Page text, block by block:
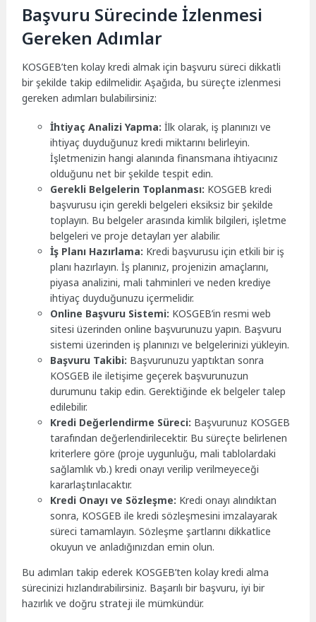
Başvuru Sürecinde İzlenmesi
Gereken Adımlar
KOSGEB’ten kolay kredi almak için başvuru süreci dikkatli
bir şekilde takip edilmelidir. Aşağıda, bu süreçte izlenmesi
gereken adımları bulabilirsiniz:
İhtiyaç Analizi Yapma: İlk olarak, iş planınızı ve
ihtiyaç duyduğunuz kredi miktarını belirleyin.
İşletmenizin hangi alanında finansmana ihtiyacınız
olduğunu net bir şekilde tespit edin.
Gerekli Belgelerin Toplanması: KOSGEB kredi
başvurusu için gerekli belgeleri eksiksiz bir şekilde
toplayın. Bu belgeler arasında kimlik bilgileri, işletme
belgeleri ve proje detayları yer alabilir.
İş Planı Hazırlama: Kredi başvurusu için etkili bir iş
planı hazırlayın. İş planınız, projenizin amaçlarını,
piyasa analizini, mali tahminleri ve neden krediye
ihtiyaç duyduğunuzu içermelidir.
Online Başvuru Sistemi: KOSGEB’in resmi web
sitesi üzerinden online başvurunuzu yapın. Başvuru
sistemi üzerinden iş planınızı ve belgelerinizi yükleyin.
Başvuru Takibi: Başvurunuzu yaptıktan sonra
KOSGEB ile iletişime geçerek başvurunuzun
durumunu takip edin. Gerektiğinde ek belgeler talep
edilebilir.
Kredi Değerlendirme Süreci: Başvurunuz KOSGEB
tarafından değerlendirilecektir. Bu süreçte belirlenen
kriterlere göre (proje uygunluğu, mali tablolardaki
sağlamlık vb.) kredi onayı verilip verilmeyeceği
kararlaştırılacaktır.
Kredi Onayı ve Sözleşme: Kredi onayı alındıktan
sonra, KOSGEB ile kredi sözleşmesini imzalayarak
süreci tamamlayın. Sözleşme şartlarını dikkatlice
okuyun ve anladığınızdan emin olun.
Bu adımları takip ederek KOSGEB’ten kolay kredi alma
sürecinizi hızlandırabilirsiniz. Başarılı bir başvuru, iyi bir
hazırlık ve doğru strateji ile mümkündür.